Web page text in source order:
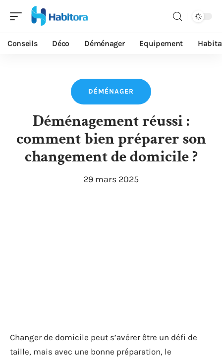
Conseils Déco Déménager Equipement
DÉMÉNAGER
Déménagement réussi :
comment bien préparer son
changement de domicile ?
29 mars 2025
Changer de domicile peut s’avérer être un défi de
taille, mais avec une bonne préparation, le